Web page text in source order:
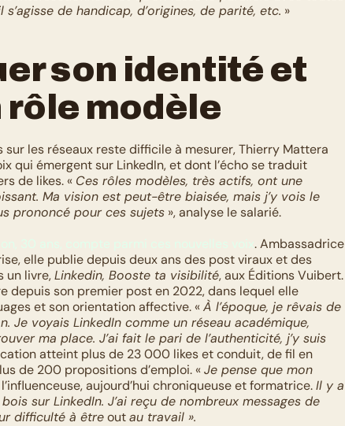
de handicap, d’origines, de parité, etc. »
son identité et
modèle
les réseaux reste difficile à mesurer, Thierry Mattera
qui émergent sur LinkedIn, et dont l’écho se traduit
de likes. « Ces rôles modèles, très actifs, ont une
Ma vision est peut-être biaisée, mais j’y vois le
prononcé pour ces sujets », analyse le salarié.
. Ambassadrice
elle publie depuis deux ans des post viraux et des
un livre, Linkedin, Booste ta visibilité, aux Éditions Vuibert.
depuis son premier post en 2022, dans lequel elle
et son orientation affective. « À l’époque, je rêvais de
Je voyais LinkedIn comme un réseau académique,
ma place. J’ai fait le pari de l’authenticité, j’y suis
atteint plus de 23 000 likes et conduit, de fil en
de 200 propositions d’emploi. « Je pense que mon
aujourd’hui chroniqueuse et formatrice. Il y a
sur LinkedIn. J’ai reçu de nombreux messages de
difficulté à être out au travail ».